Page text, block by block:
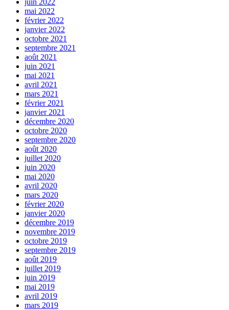
mai 2022
février 2022
janvier 2022
octobre 2021
septembre 2021
août 2021
juin 2021
mai 2021
avril 2021
mars 2021
février 2021
janvier 2021
décembre 2020
octobre 2020
septembre 2020
août 2020
juillet 2020
juin 2020
mai 2020
avril 2020
mars 2020
février 2020
janvier 2020
décembre 2019
novembre 2019
octobre 2019
septembre 2019
août 2019
juillet 2019
juin 2019
mai 2019
avril 2019
mars 2019